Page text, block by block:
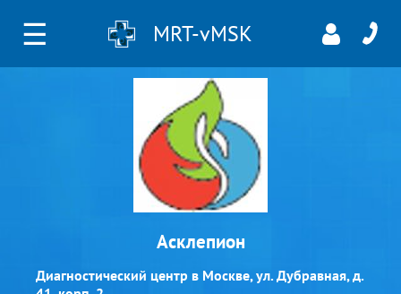
☰ MRT-vMSK
Асклепион
Диагностический центр в Москве, ул. Дубравная, д.